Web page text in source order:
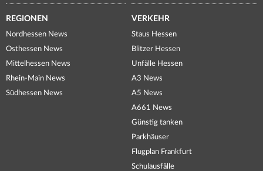
REGIONEN
Nordhessen News
Osthessen News
Mittelhessen News
Rhein-Main News
Südhessen News
VERKEHR
Staus Hessen
Blitzer Hessen
Unfälle Hessen
A3 News
A5 News
A661 News
Günstig tanken
Parkhäuser
Flugplan Frankfurt
Schulausfälle